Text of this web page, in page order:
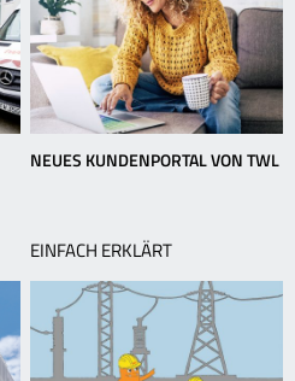
NEUES KUNDENPORTAL VON TWL
EINFACH ERKLÄRT